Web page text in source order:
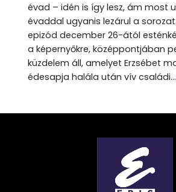
évad – idén is így lesz, ám most
évaddal ugyanis lezárul a
epizód december 26-ától
a képernyőkre, középpontjában
küzdelem áll, amelyet Erzsébet
édesapja halála után vív családi...